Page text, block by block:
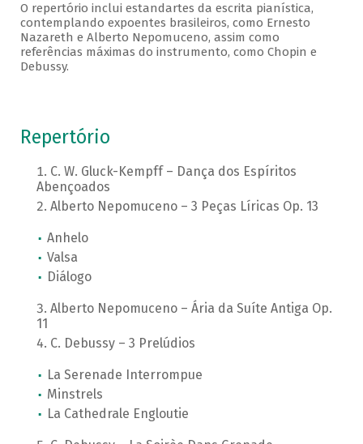
O repertório inclui estandartes da escrita pianística,
contemplando expoentes brasileiros, como Ernesto
Nazareth e Alberto Nepomuceno, assim como
referências máximas do instrumento, como Chopin e
Debussy.
Repertório
C. W. Gluck-Kempff – Dança dos Espíritos
Abençoados
Alberto Nepomuceno – 3 Peças Líricas Op. 13
Anhelo
Valsa
Diálogo
Alberto Nepomuceno – Ária da Suíte Antiga Op.
11
C. Debussy – 3 Prelúdios
La Serenade Interrompue
Minstrels
La Cathedrale Engloutie